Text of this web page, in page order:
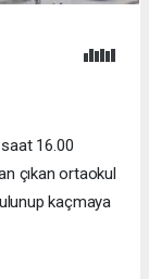
16.00
çıkan ortaokul
kaçmaya